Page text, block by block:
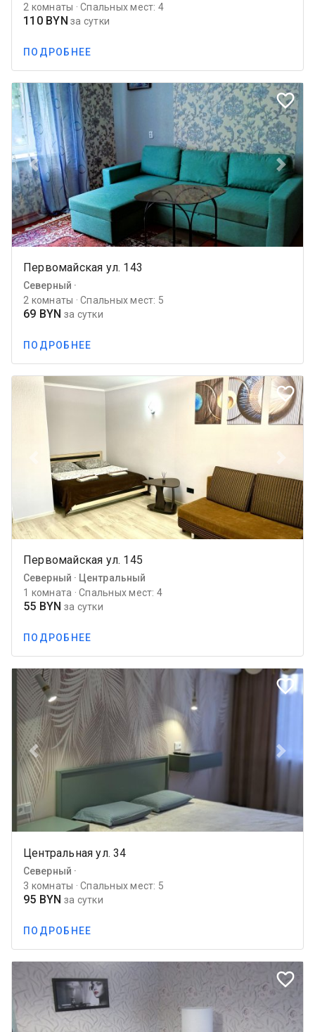
2 комнаты · Спальных мест: 4
110 BYN за сутки
ПОДРОБНЕЕ
favorite_border
Previous Next
Первомайская ул. 143
Северный ·
2 комнаты · Спальных мест: 5
69 BYN за сутки
ПОДРОБНЕЕ
favorite_border
Previous
Первомайская ул. 145
Северный · Центральный
1 комната · Спальных мест: 4
55 BYN за сутки
ПОДРОБНЕЕ
favorite_border
Previous Next
Центральная ул. 34
Северный ·
3 комнаты · Спальных мест: 5
95 BYN за сутки
ПОДРОБНЕЕ
favorite_border